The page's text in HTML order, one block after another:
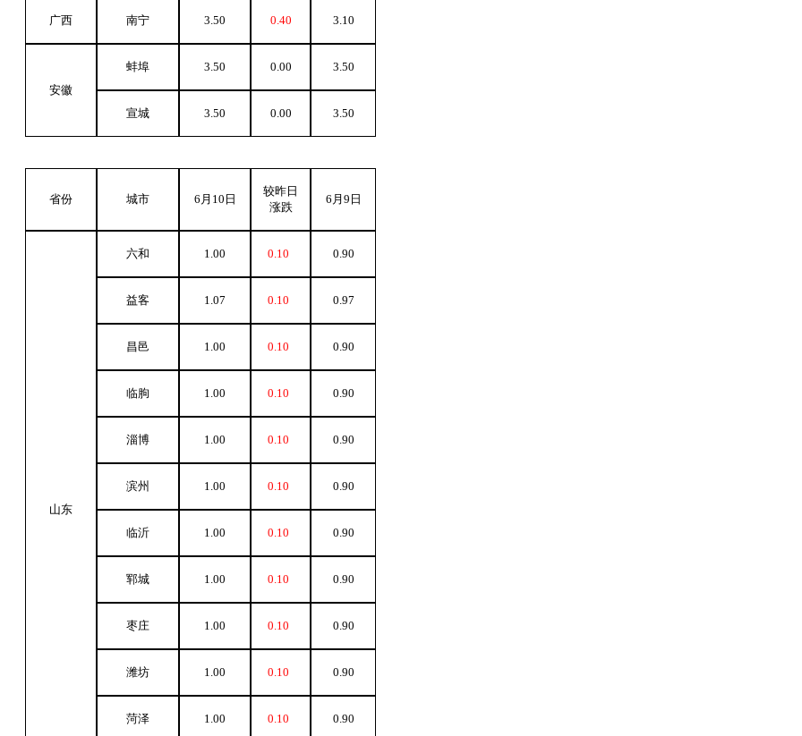
广西 南宁 3.50 0.40 3.10
安徽
蚌埠 3.50 0.00 3.50
宣城 3.50 0.00 3.50
省份 城市 6 月10日
较昨日
涨跌
6 月9日
山东
六和 1.00 0.10 0.90
益客 1.07 0.10 0.97
昌邑 1.00 0.10 0.90
临朐 1.00 0.10 0.90
淄博 1.00 0.10 0.90
滨州 1.00 0.10 0.90
临沂 1.00 0.10 0.90
郓城 1.00 0.10 0.90
枣庄 1.00 0.10 0.90
潍坊 1.00 0.10 0.90
菏泽 1.00 0.10 0.90